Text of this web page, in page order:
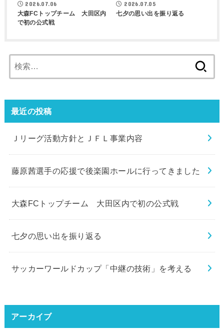
2026.07.06
大森FCトップチーム 大田区内
で初の公式戦
2026.07.05
七夕の思い出を振り返る
索:
最近の投稿
Ｊリーグ活動方針とＪＦＬ事業内容
藤原茜選手の応援で後楽園ホールに行ってきました
大森FCトップチーム 大田区内で初の公式戦
七夕の思い出を振り返る
サッカーワールドカップ「中継の技術」を考える
アーカイブ